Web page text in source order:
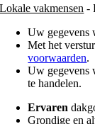
Lokale vakmensen -
Uw gegevens
Met het
voorwaarden.
Uw gegevens
te handelen.
Ervaren
Grondige en